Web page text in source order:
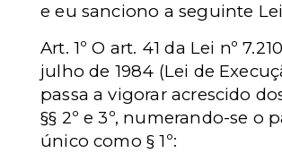
e eu sanciono a seguinte
Art. 1º O art. 41 da Lei nº
julho de 1984 (Lei de
passa a vigorar acrescido
§§ 2º e 3º, numerando-se o
único como § 1º: